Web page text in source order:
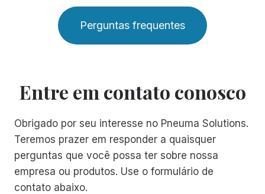
Perguntas frequentes
Entre em contato conosco
Obrigado por seu interesse no Pneuma Solutions.
Teremos prazer em responder a quaisquer
perguntas que você possa ter sobre nossa
empresa ou produtos. Use o formulário de
contato abaixo.